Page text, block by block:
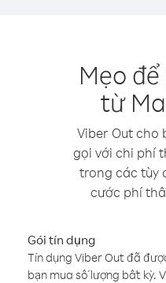
Mẹo
từ
Viber Out cho
gọi với chi phí
trong các tùy
cước phí
Gói tín dụng
Tín dụng Viber Out đã
bạn mua số lượng bất kỳ.